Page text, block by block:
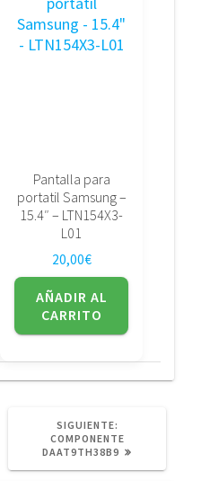
Pantalla para
portatil Samsung –
15.4″ – LTN154X3-
L01
20,00€
AÑADIR AL
CARRITO
SIGUIENTE:
POST:
COMPONENTE
DAAT9TH38B9